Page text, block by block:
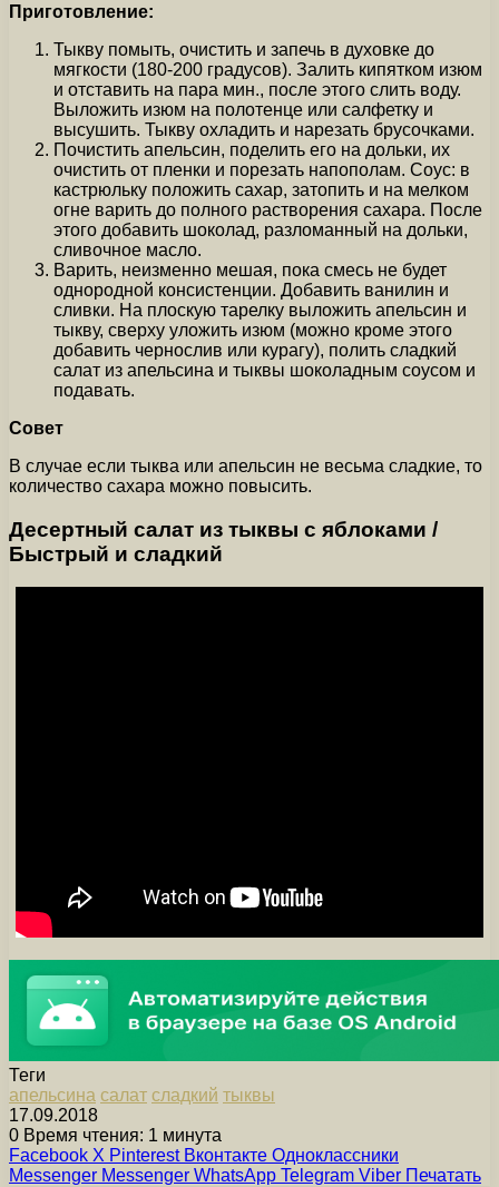
Приготовление:
Тыкву помыть, очистить и запечь в духовке до
мягкости (180-200 градусов). Залить кипятком изюм
и отставить на пара мин., после этого слить воду.
Выложить изюм на полотенце или салфетку и
высушить. Тыкву охладить и нарезать брусочками.
Почистить апельсин, поделить его на дольки, их
очистить от пленки и порезать напополам. Соус: в
кастрюльку положить сахар, затопить и на мелком
огне варить до полного растворения сахара. После
этого добавить шоколад, разломанный на дольки,
сливочное масло.
Варить, неизменно мешая, пока смесь не будет
однородной консистенции. Добавить ванилин и
сливки. На плоскую тарелку выложить апельсин и
тыкву, сверху уложить изюм (можно кроме этого
добавить чернослив или курагу), полить сладкий
салат из апельсина и тыквы шоколадным соусом и
подавать.
Совет
В случае если тыква или апельсин не весьма сладкие, то
количество сахара можно повысить.
Десертный салат из тыквы с яблоками /
Быстрый и сладкий
Теги
апельсина салат сладкий тыквы
17.09.2018
0 Время чтения: 1 минута
Facebook X Pinterest Вконтакте Одноклассники
Messenger Messenger WhatsApp Telegram Viber Печатать